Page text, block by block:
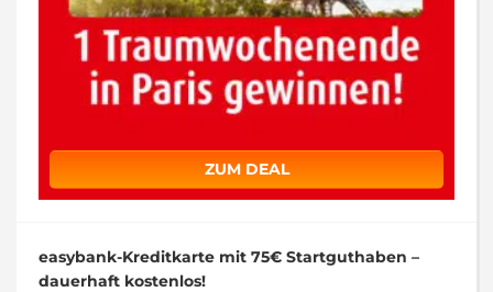
ZUM DEAL
easybank-Kreditkarte mit 75€ Startguthaben –
dauerhaft kostenlos!